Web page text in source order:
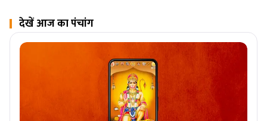
देखें आज का पंचांग